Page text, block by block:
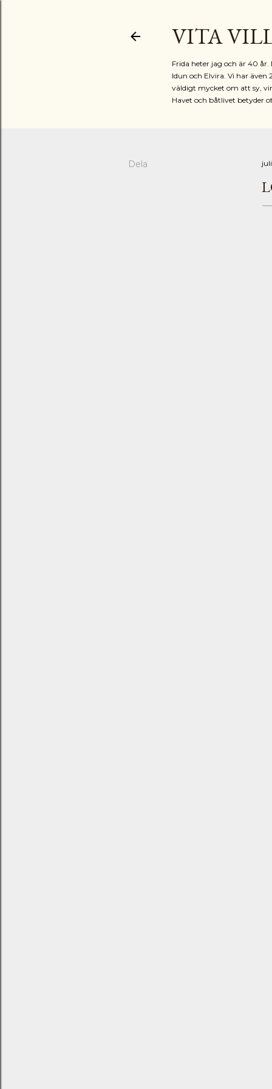
VITA
Frida heter jag och är 40
Idun och Elvira. Vi har
väldigt mycket om att sy,
Havet och båtlivet betyder
Dela